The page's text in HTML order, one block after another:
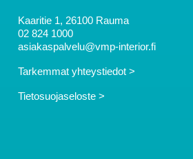
Kaaritie 1, 26100 Rauma
02 824 1000
asiakaspalvelu@vmp-interior.fi
Tarkemmat yhteystiedot >
Tietosuojaseloste >